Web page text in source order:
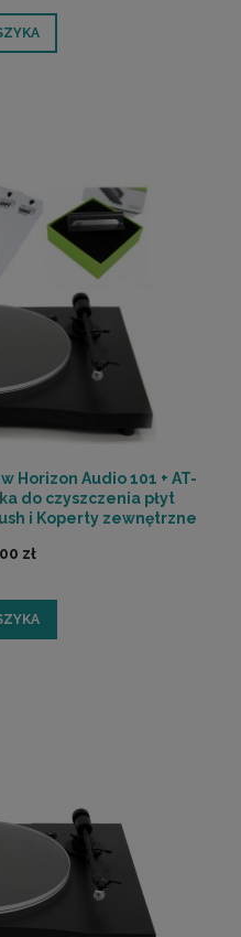
Horizon Audio 101 + AT-
do czyszczenia płyt
i Koperty zewnętrzne
zł